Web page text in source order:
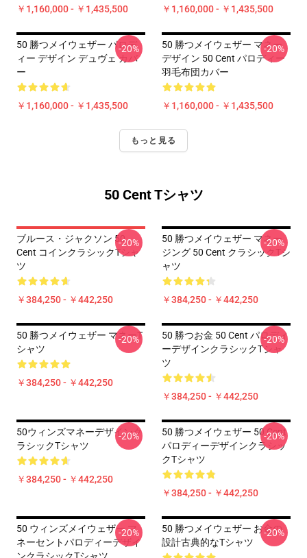
￥1,160,000 - ￥1,435,500 ￥1,160,000 - ￥1,435,500
50 勝つメイウェザー パロデ
ィー デザイン デュヴェ カバ
ー
￥1,160,000 - ￥1,435,500
-20%
50 勝つメイウェザー マネー
デザイン 50 Cent パロディー
羽毛布団カバー
￥1,160,000 - ￥1,435,500
-20%
もっと見る
50 Cent Tシャツ
ブルース・ジャクソン 50
Cent コインクラシックTシャ
ツ
￥384,250 - ￥442,250
-20%
50 勝つメイウェザー マネー
ジング 50 Cent クラシックTシ
ャツ
￥384,250 - ￥442,250
-20%
50 勝つメイウェザー マネーT
シャツ
￥384,250 - ￥442,250
-20%
50 勝つお金 50 Cent パロディ
ーデザインクラシックTシャ
ツ
￥384,250 - ￥442,250
-20%
50ウィンズマネーデザインク
ラシックTシャツ
￥384,250 - ￥442,250
-20%
50 勝つメイウェザー 50 Cent
パロディーデザインクラシッ
クTシャツ
￥384,250 - ￥442,250
-20%
50 ウィンズメイウェザー マ
ネーセントパロディーデザイ
-20%
50 勝つメイウェザー お金の
設計古典的なTシャツ
-20%